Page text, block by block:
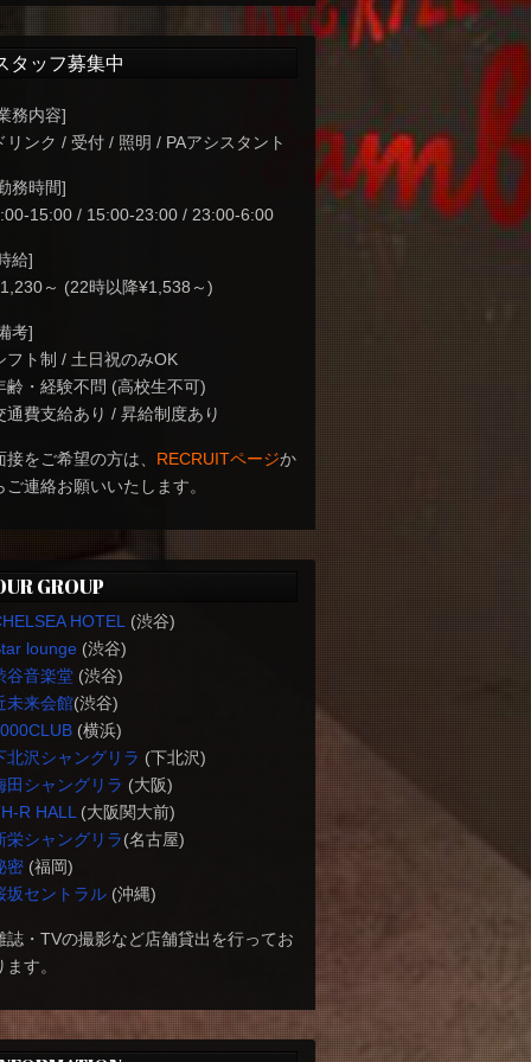
タッフ募集中
務内容]
リンク / 受付 / 照明 / PAアシスタント
務時間]
15:00 / 15:00-23:00 / 23:00-6:00
給]
～ (22時以降¥1,538～)
考]
フト制 / 土日祝のみOK
齢・経験不問 (高校生不可)
通費支給あり / 昇給制度あり
接をご希望の方は、 RECRUITページか
ご連絡お願いいたします。
GROUP
HOTEL
(渋谷)
lounge(渋谷)
谷音楽堂(渋谷)
未来会館(渋谷)
(横浜)
北沢シャングリラ (下北沢)
田シャングリラ (大阪)
R HALL (大阪関大前)
栄シャングリラ(名古屋)
密(福岡)
坂セントラル(沖縄)
誌・TVの撮影など店舗貸出を行ってお
ます。